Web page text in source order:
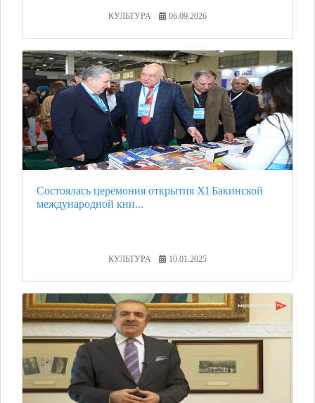
КУЛЬТУРА 06.09.2026
Состоялась церемония открытия XI Бакинской
международной кни...
КУЛЬТУРА 10.01.2025